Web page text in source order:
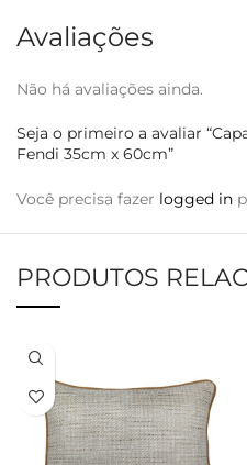
Avaliações
Não há avaliações ainda.
Seja o primeiro a avaliar
Fendi 35cm x 60cm”
Você precisa fazer logged in
PRODUTOS